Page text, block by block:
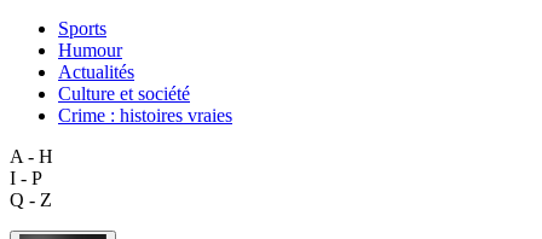
Sports
Humour
Actualités
Culture et société
Crime : histoires vraies
A - H
I - P
Q - Z